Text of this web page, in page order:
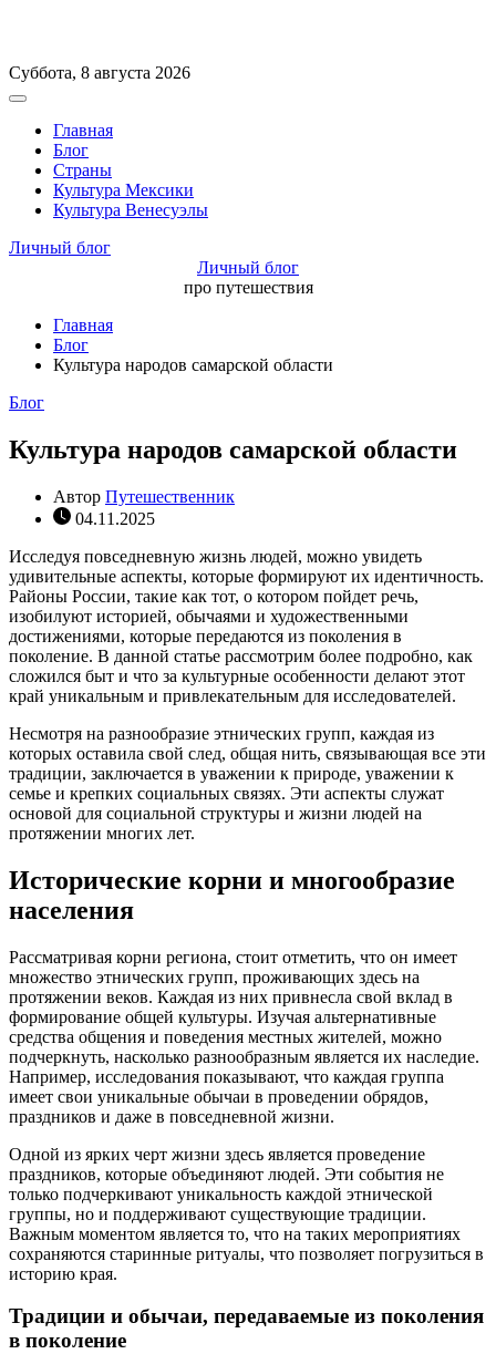
Перейти
к
Суббота, 8 августа 2026
Вне
холстаГлавная
Блог
Страны
Культура Мексики
Культура Венесуэлы
Личный блог
Личный блог
про путешествия
Главная
Блог
Культура народов самарской области
Рубрики
Блог
Культура народов самарской области
Автор Путешественник
04.11.2025
Исследуя повседневную жизнь людей, можно увидеть
удивительные аспекты, которые формируют их идентичность.
Районы России, такие как тот, о котором пойдет речь,
изобилуют историей, обычаями и художественными
достижениями, которые передаются из поколения в
поколение. В данной статье рассмотрим более подробно, как
сложился быт и что за культурные особенности делают этот
край уникальным и привлекательным для исследователей.
Несмотря на разнообразие этнических групп, каждая из
которых оставила свой след, общая нить, связывающая все эти
традиции, заключается в уважении к природе, уважении к
семье и крепких социальных связях. Эти аспекты служат
основой для социальной структуры и жизни людей на
протяжении многих лет.
Исторические корни и многообразие
населения
Рассматривая корни региона, стоит отметить, что он имеет
множество этнических групп, проживающих здесь на
протяжении веков. Каждая из них привнесла свой вклад в
формирование общей культуры. Изучая альтернативные
средства общения и поведения местных жителей, можно
подчеркнуть, насколько разнообразным является их наследие.
Например, исследования показывают, что каждая группа
имеет свои уникальные обычаи в проведении обрядов,
праздников и даже в повседневной жизни.
Одной из ярких черт жизни здесь является проведение
праздников, которые объединяют людей. Эти события не
только подчеркивают уникальность каждой этнической
группы, но и поддерживают существующие традиции.
Важным моментом является то, что на таких мероприятиях
сохраняются старинные ритуалы, что позволяет погрузиться в
историю края.
Традиции и обычаи, передаваемые из поколения
в поколение